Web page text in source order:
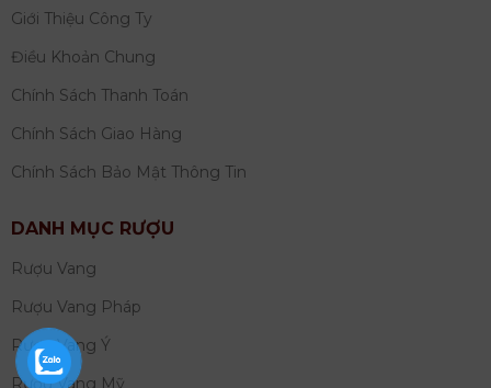
Giới Thiệu Công Ty
Điều Khoản Chung
Chính Sách Thanh Toán
Chính Sách Giao Hàng
Chính Sách Bảo Mật Thông Tin
DANH MỤC RƯỢU
Rượu Vang
Rượu Vang Pháp
Rượu Vang Ý
Rượu Vang Mỹ